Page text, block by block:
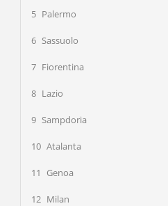
5 Palermo
6 Sassuolo
7 Fiorentina
8 Lazio
9 Sampdoria
10 Atalanta
11 Genoa
12 Milan